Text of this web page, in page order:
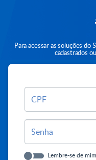
Para acessar as soluções do
cadastrados
CPF
Senha
Lembre-se de mim